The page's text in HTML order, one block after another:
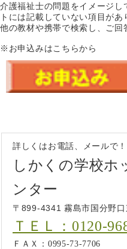
介護福祉士の問題をイメージし
トには記載していない項目があ
他の教材や携帯で検索し、ご回
※お申込みはこちらから
詳しくはお電話、メールで
しかくの学校
ンター
〒899-4341 霧島市国分野
ＴＥＬ：0120-
ＦＡＸ：0995-73-7706